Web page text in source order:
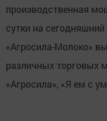
производственная
сутки на
«Агросила-Молоко»
различных торговых
«Агросила», «Я ем с